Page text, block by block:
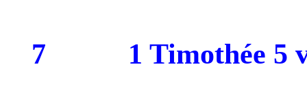
7 1 Timothée 5